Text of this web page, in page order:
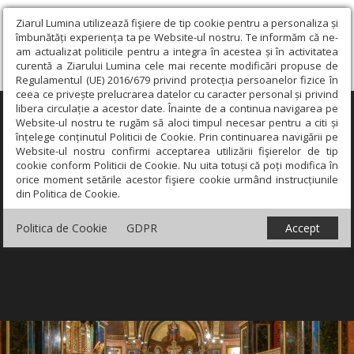
Ziarul Lumina utilizează fişiere de tip cookie pentru a personaliza și
îmbunătăți experiența ta pe Website-ul nostru. Te informăm că ne-
am actualizat politicile pentru a integra în acestea și în activitatea
curentă a Ziarului Lumina cele mai recente modificări propuse de
Regulamentul (UE) 2016/679 privind protecția persoanelor fizice în
ceea ce privește prelucrarea datelor cu caracter personal și privind
libera circulație a acestor date. Înainte de a continua navigarea pe
Website-ul nostru te rugăm să aloci timpul necesar pentru a citi și
înțelege conținutul Politicii de Cookie. Prin continuarea navigării pe
Website-ul nostru confirmi acceptarea utilizării fişierelor de tip
cookie conform Politicii de Cookie. Nu uita totuși că poți modifica în
orice moment setările acestor fişiere cookie urmând instrucțiunile
din Politica de Cookie.
Politica de Cookie GDPR Accept
×